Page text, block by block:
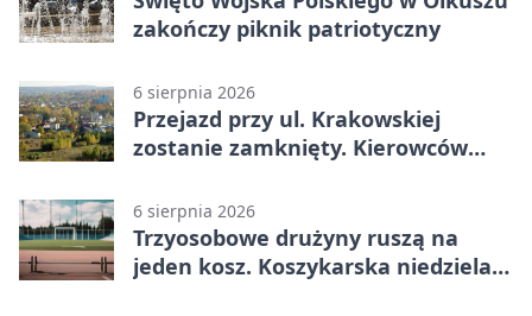
zakończy piknik patriotyczny
6 sierpnia 2026
Przejazd przy ul. Krakowskiej
zostanie zamknięty. Kierowców
6 sierpnia 2026
Trzyosobowe drużyny ruszą na
jeden kosz. Koszykarska niedziela